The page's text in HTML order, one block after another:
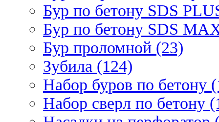
Бур по бетону SDS
Бур по бетону SDS
Бур проломной (23)
Зубила (124)
Набор буров по бетону
Набор сверл по бетону